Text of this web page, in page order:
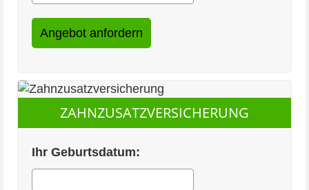
ZAHNZUSATZVERSICHERUNG
Ihr Geburtsdatum: